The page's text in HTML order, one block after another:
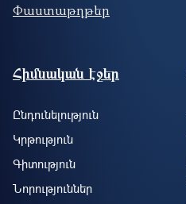
Փաստաթղթեր
Footer site information
Հիմնական էջեր
Ընդունելություն
Կրթություն
Գիտություն
Նորություններ